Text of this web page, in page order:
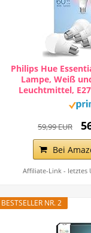
Philips Hue
Lampe, Weiß
Leuchtmittel,
59,99 EUR
Bei
Affiliate-Link - letztes
BESTSELLER NR. 2